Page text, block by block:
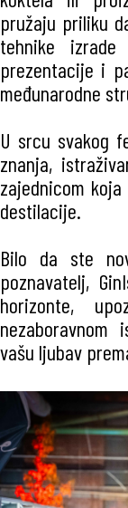
pružaju priliku
tehnike
prezentacije i
međunarodne
U srcu svakog
znanja,
zajednicom
destilacije.
Bilo da ste
poznavatelj,
horizonte,
vašu ljubav